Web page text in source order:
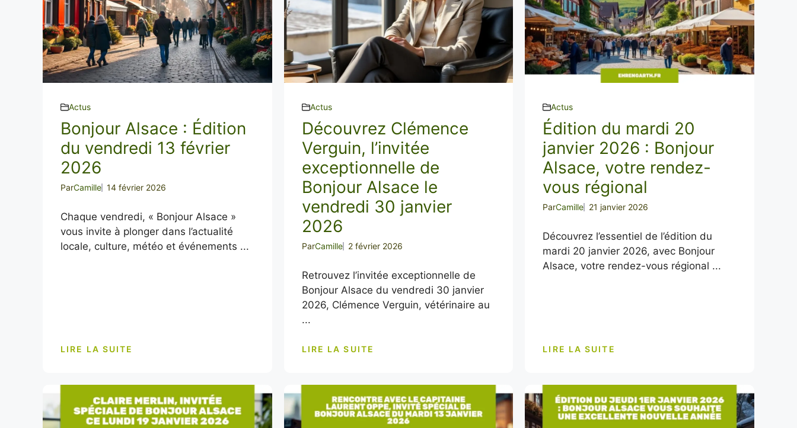
Actus
Bonjour Alsace : Édition
du vendredi 13 février
2026
ParCamille 14 février 2026
Chaque vendredi, « Bonjour Alsace »
vous invite à plonger dans l’actualité
locale, culture, météo et événements ...
LIRE LA SUITE
Actus
Découvrez Clémence
Verguin, l’invitée
exceptionnelle de
Bonjour Alsace le
vendredi 30 janvier
2026
ParCamille 2 février 2026
Retrouvez l’invitée exceptionnelle de
Bonjour Alsace du vendredi 30 janvier
2026, Clémence Verguin, vétérinaire au
...
LIRE LA SUITE
Actus
Édition du mardi 20
janvier 2026 : Bonjour
Alsace, votre rendez-
vous régional
ParCamille 21 janvier 2026
Découvrez l’essentiel de l’édition du
mardi 20 janvier 2026, avec Bonjour
Alsace, votre rendez-vous régional ...
LIRE LA SUITE